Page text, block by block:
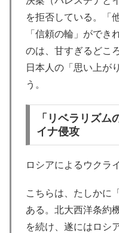
を拒否している。「
「信頼の輪」ができ
のは、甘すぎるどこ
日本人の「思い上が
う。
「リベラリズム
イナ侵攻
ロシアによるウクラ
こちらは、たしかに
ある。北大西洋条約
を続け、遂にはロシ